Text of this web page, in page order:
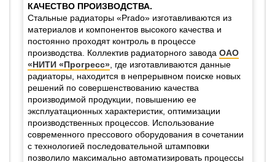
КАЧЕСТВО ПРОИЗВОДСТВА.
Стальные радиаторы «Prado» изготавливаются из
материалов и компонентов высокого качества и
постоянно проходят контроль в процессе
производства. Коллектив радиаторного завода ОАО
«НИТИ «Прогресс» , где изготавливаются данные
радиаторы, находится в непрерывном поиске новых
решений по совершенствованию качества
производимой продукции, повышению ее
эксплуатационных характеристик, оптимизации
производственных процессов. Использование
современного прессового оборудования в сочетании
с технологией последовательной штамповки
позволило максимально автоматизировать процессы